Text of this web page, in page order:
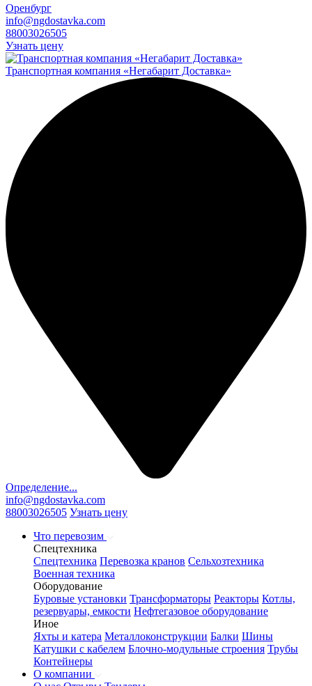
Оренбург
info@ngdostavka.com
88003026505
Узнать цену
Транспортная компания «Негабарит Доставка»
Определение...
info@ngdostavka.com
88003026505 Узнать цену
Что перевозим
Спецтехника
Спецтехника Перевозка кранов Сельхозтехника
Военная техника
Оборудование
Буровые установки Трансформаторы Реакторы Котлы,
резервуары, емкости Нефтегазовое оборудование
Иное
Яхты и катера Металлоконструкции Балки Шины
Катушки с кабелем Блочно-модульные строения Трубы
Контейнеры
О компании